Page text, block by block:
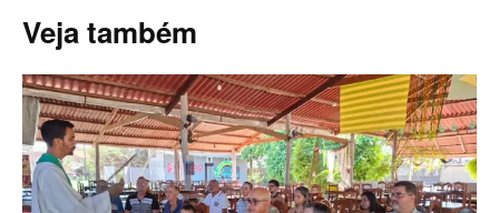
Veja também